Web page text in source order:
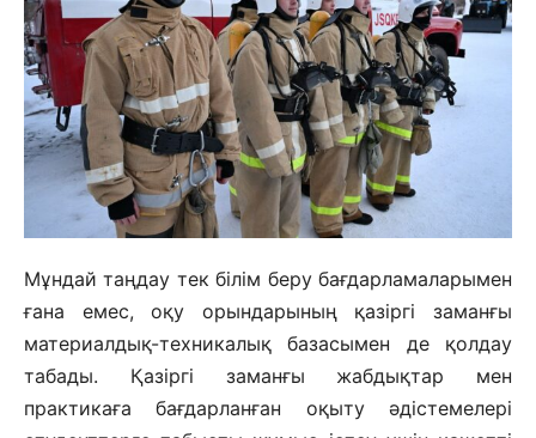
Мұндай таңдау тек білім беру бағдарламаларымен
ғана емес, оқу орындарының қазіргі заманғы
материалдық-техникалық базасымен де қолдау
табады. Қазіргі заманғы жабдықтар мен
практикаға бағдарланған оқыту әдістемелері